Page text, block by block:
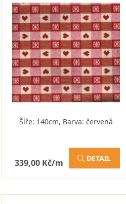
Šíře: 140cm, Barva: červená
339,00 Kč/m DETAIL